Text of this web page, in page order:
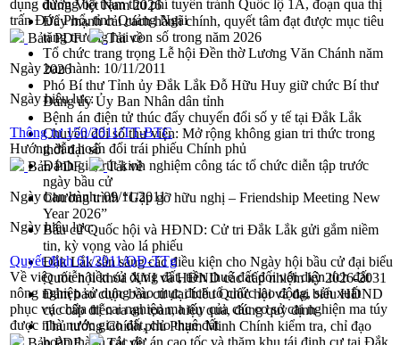
dùng Việt Nam 2026
Đẩy mạnh cải cách hành chính, quyết tâm đạt được mục tiêu
tăng trưởng hai con số trong năm 2026
Tổ chức trang trọng Lễ hội Đền thờ Lương Văn Chánh năm
2026
Phó Bí thư Tỉnh ủy Đắk Lắk Đỗ Hữu Huy giữ chức Bí thư
Đảng ủy Ủy Ban Nhân dân tỉnh
Bệnh án điện tử thúc đẩy chuyển đổi số y tế tại Đắk Lắk
Chuyển đổi số thư viện: Mở rộng không gian tri thức trong
thời đại số
Đánh giá, rút kinh nghiệm công tác tổ chức diễn tập trước
ngày bầu cử
Chương trình “Gặp gỡ hữu nghị – Friendship Meeting New
Year 2026”
Bầu cử Quốc hội và HĐND: Cử tri Đắk Lắk gửi gắm niềm
tin, kỳ vọng vào lá phiếu
Đắk Lắk sẵn sàng các điều kiện cho Ngày hội bầu cử đại biểu
Quốc hội khóa XVI và HĐND các cấp nhiệm kỳ 2026-2031
Đảm bảo cuộc bầu cử đại biểu Quốc hội và đại biểu HĐND
các cấp diễn ra an toàn, hiệu quả, đúng quy định
Thủ tướng Chính phủ Phạm Minh Chính kiểm tra, chỉ đạo
dụng đường bộ trạm thu phí tuyến tránh Quốc lộ 1A, đoạn qua thị
trấn Đức Phổ, tỉnh Quảng Ngãi
Bản PDF
Tải về
Ngày ban hành: 10/11/2011
Ngày hiệu lực:
Thông tư 150/2011/TT-BTC
Hướng dẫn hoán đổi trái phiếu Chính phủ
Bản PDF
Tải về
Ngày ban hành:09/11/2011
Ngày hiệu lực:
Quyết định 61/2011/QĐ-TTg
Về việc miễn tiền sử dụng đất, tiền thuê đất đối với diện tích đất
nông nghiệp sử dụng vào mục đích tổ chức lao động, sản xuất
phục vụ chữa trị cai nghiện ma túy của các cơ sở cai nghiện ma túy
được nhà nước giao đất, cho thuê đất